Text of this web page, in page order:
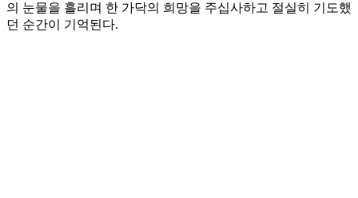
의 눈물을 흘리며 한 가닥의 희망을 주십사하고 절실히 기도했
던 순간이 기억된다.